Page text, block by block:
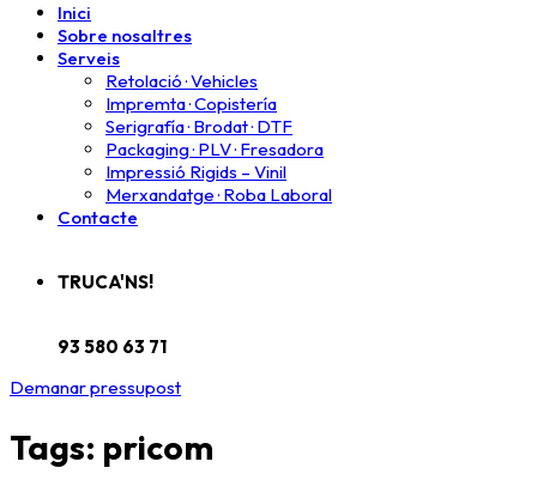
Inici
Sobre nosaltres
Serveis
Retolació · Vehicles
Impremta · Copistería​
Serigrafía · Brodat · DTF
Packaging · PLV · Fresadora
Impressió Rigids – Vinil
Merxandatge · Roba Laboral
Contacte
TRUCA'NS!
93 580 63 71
Demanar pressupost
Tags: pricom